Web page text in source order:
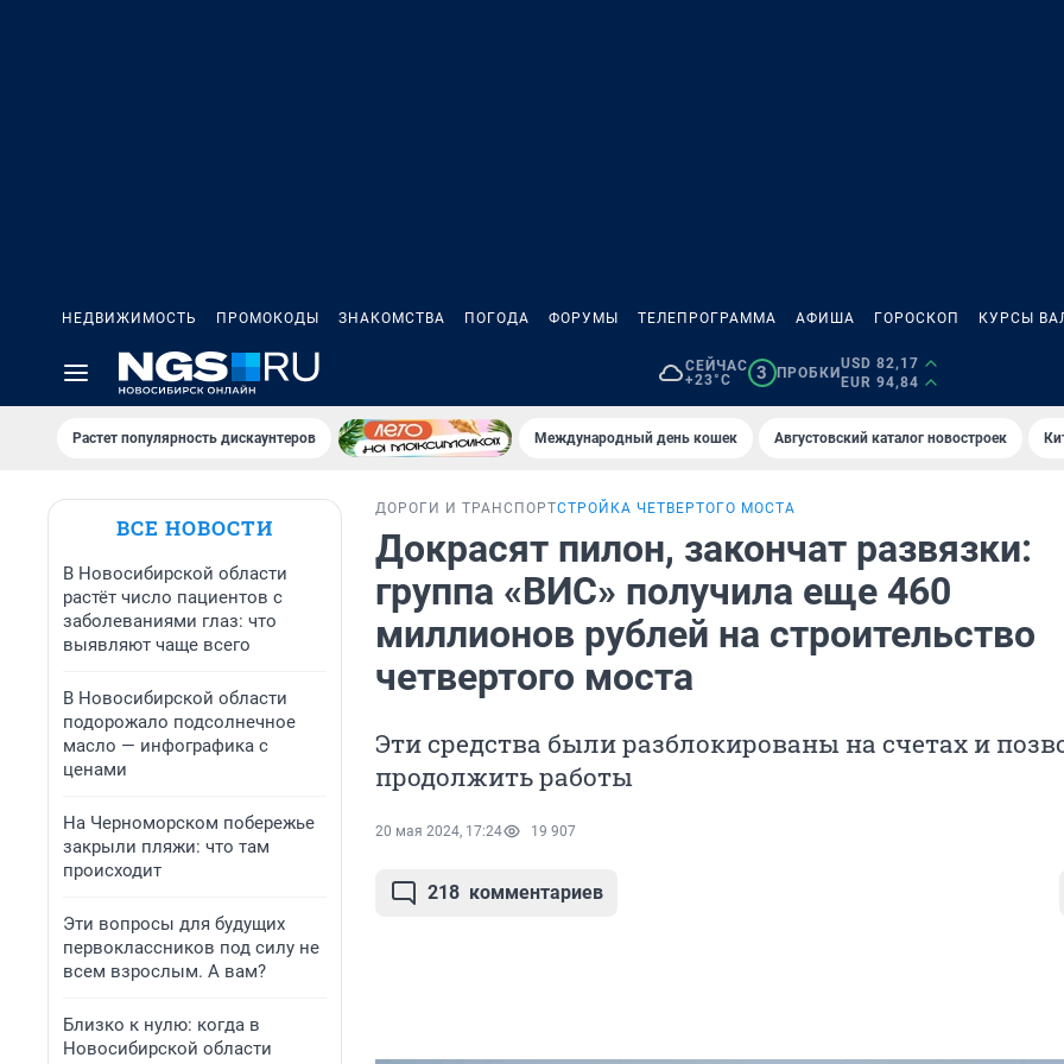
НЕДВИЖИМОСТЬ ПРОМОКОДЫ ЗНАКОМСТВА ПОГОДА ФОРУМЫ ТЕЛЕПРОГРАММА АФИША ГОРОСКОП КУРСЫ
СЕЙЧАС
+23°C
3 ПРОБКИ
USD 82,17
EUR 94,84
Растет популярность дискаунтеров Международный день кошек Августовский каталог новостроек
ВСЕ НОВОСТИ
В Новосибирской области
растёт число пациентов с
заболеваниями глаз: что
выявляют чаще всего
В Новосибирской области
подорожало подсолнечное
масло — инфографика с
ценами
На Черноморском побережье
закрыли пляжи: что там
происходит
Эти вопросы для будущих
первоклассников под силу не
всем взрослым. А вам?
Близко к нулю: когда в
Новосибирской области
ДОРОГИ И ТРАНСПОРТСТРОЙКА ЧЕТВЕРТОГО МОСТА
Докрасят пилон, закончат развязки:
группа «ВИС» получила еще 460
миллионов рублей на строительство
четвертого моста
Эти средства были разблокированы на счетах и
продолжить работы
20 мая 2024, 17:24 19 907
218 комментариев